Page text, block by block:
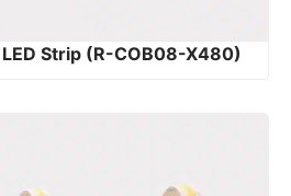
Strip (R-COB08-X480)